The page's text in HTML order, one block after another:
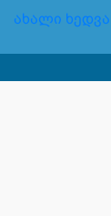
ახალი ხედვა